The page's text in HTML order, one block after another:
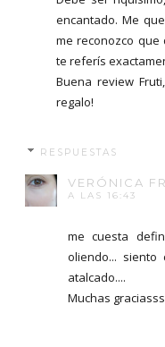
encantado. Me
me reconozco
te referís
Buena review
regalo!
RESPUESTAS
VERÓNICA
A LAS 16:43
me cuesta
oliendo...
atalcado....
Muchas